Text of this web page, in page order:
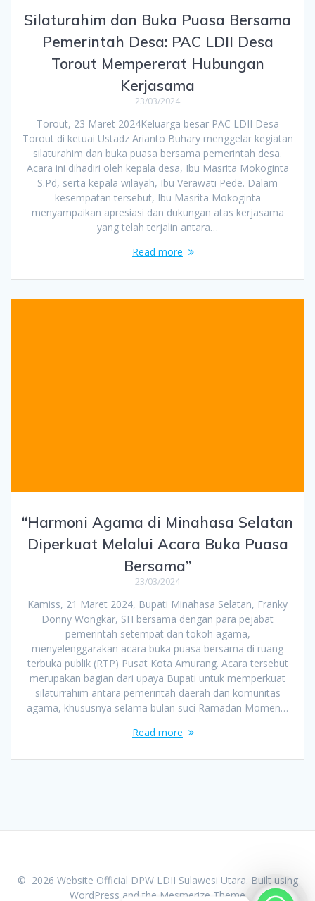
Silaturahim dan Buka Puasa Bersama
Pemerintah Desa: PAC LDII Desa
Torout Mempererat Hubungan
Kerjasama
23/03/2024
Torout, 23 Maret 2024Keluarga besar PAC LDII Desa
Torout di ketuai Ustadz Arianto Buhary menggelar kegiatan
silaturahim dan buka puasa bersama pemerintah desa.
Acara ini dihadiri oleh kepala desa, Ibu Masrita Mokoginta
S.Pd, serta kepala wilayah, Ibu Verawati Pede. Dalam
kesempatan tersebut, Ibu Masrita Mokoginta
menyampaikan apresiasi dan dukungan atas kerjasama
yang telah terjalin antara…
Read more
“Harmoni Agama di Minahasa Selatan
Diperkuat Melalui Acara Buka Puasa
Bersama”
23/03/2024
Kamiss, 21 Maret 2024, Bupati Minahasa Selatan, Franky
Donny Wongkar, SH bersama dengan para pejabat
pemerintah setempat dan tokoh agama,
menyelenggarakan acara buka puasa bersama di ruang
terbuka publik (RTP) Pusat Kota Amurang. Acara tersebut
merupakan bagian dari upaya Bupati untuk memperkuat
silaturrahim antara pemerintah daerah dan komunitas
agama, khususnya selama bulan suci Ramadan Momen…
Read more
© 2026 Website Official DPW LDII Sulawesi Utara. Built using
WordPress and the Mesmerize Theme